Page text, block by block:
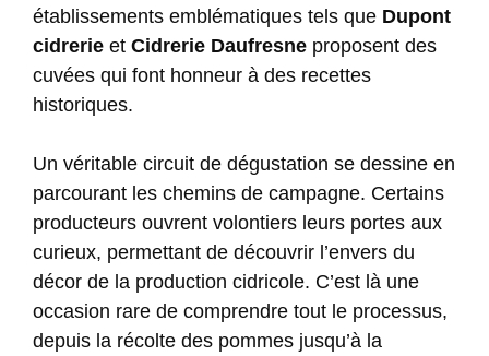
établissements emblématiques tels que Dupont
cidrerie et Cidrerie Daufresne proposent des
cuvées qui font honneur à des recettes
historiques.
Un véritable circuit de dégustation se dessine en
parcourant les chemins de campagne. Certains
producteurs ouvrent volontiers leurs portes aux
curieux, permettant de découvrir l’envers du
décor de la production cidricole. C’est là une
occasion rare de comprendre tout le processus,
depuis la récolte des pommes jusqu’à la